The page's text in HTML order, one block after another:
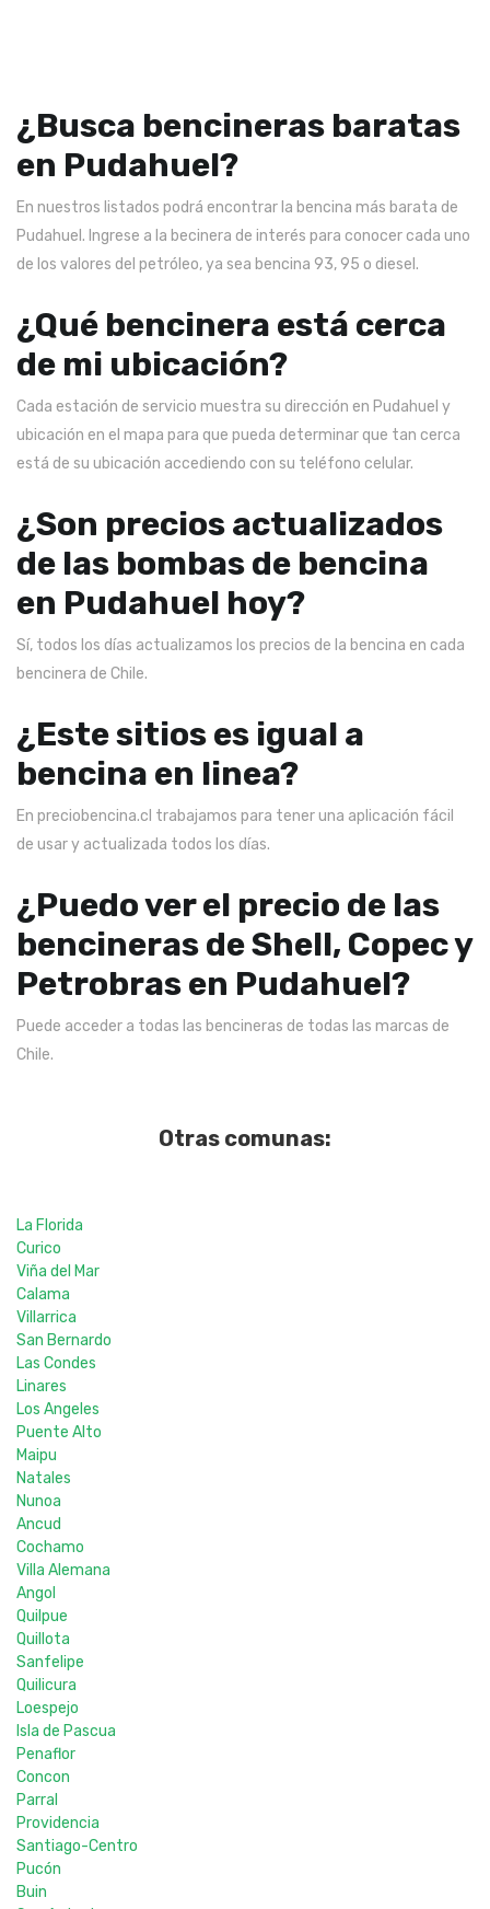
¿Busca bencineras baratas
en Pudahuel?
En nuestros listados podrá encontrar la bencina más barata de
Pudahuel. Ingrese a la becinera de interés para conocer cada uno
de los valores del petróleo, ya sea bencina 93, 95 o diesel.
¿Qué bencinera está cerca
de mi ubicación?
Cada estación de servicio muestra su dirección en Pudahuel y
ubicación en el mapa para que pueda determinar que tan cerca
está de su ubicación accediendo con su teléfono celular.
¿Son precios actualizados
de las bombas de bencina
en Pudahuel hoy?
Sí, todos los días actualizamos los precios de la bencina en cada
bencinera de Chile.
¿Este sitios es igual a
bencina en linea?
En preciobencina.cl trabajamos para tener una aplicación fácil
de usar y actualizada todos los días.
¿Puedo ver el precio de las
bencineras de Shell, Copec y
Petrobras en Pudahuel?
Puede acceder a todas las bencineras de todas las marcas de
Chile.
Otras comunas:
La Florida
Curico
Viña del Mar
Calama
Villarrica
San Bernardo
Las Condes
Linares
Los Angeles
Puente Alto
Maipu
Natales
Nunoa
Ancud
Cochamo
Villa Alemana
Angol
Quilpue
Quillota
Sanfelipe
Quilicura
Loespejo
Isla de Pascua
Penaflor
Concon
Parral
Providencia
Santiago-Centro
Pucón
Buin